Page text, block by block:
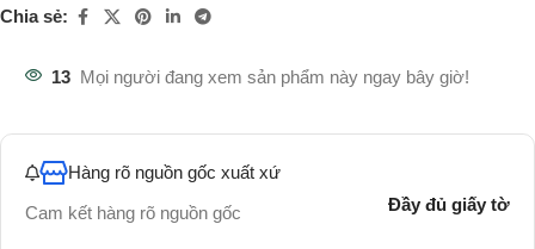
Chia sẻ:
13 Mọi người đang xem sản phẩm này ngay bây giờ!
Hàng rõ nguồn gốc xuất xứ
Cam kết hàng rõ nguồn gốc
Đầy đủ giấy tờ